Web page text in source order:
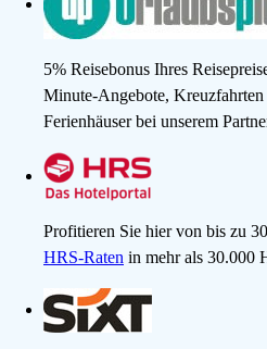
5% Reisebonus Ihres
Minute-Angebote,
Ferienhäuser bei unserem
Profitieren Sie hier von bis zu
HRS-Raten in mehr als 30.000